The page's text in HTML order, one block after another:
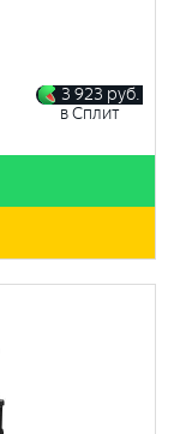
3 923 руб.
в Сплит